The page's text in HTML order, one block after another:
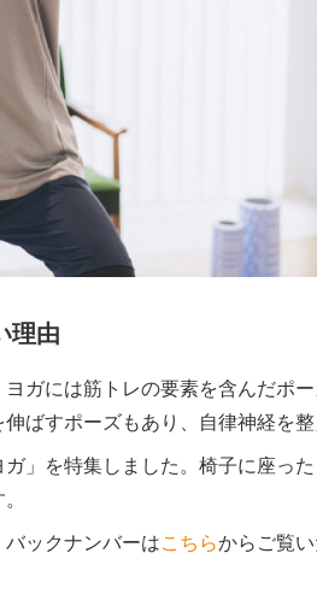
理由
ガには筋トレの要素を含んだポ
ばすポーズもあり、自律神経を整
」を特集しました。椅子に座っ
ックナンバーはこちらからご覧い